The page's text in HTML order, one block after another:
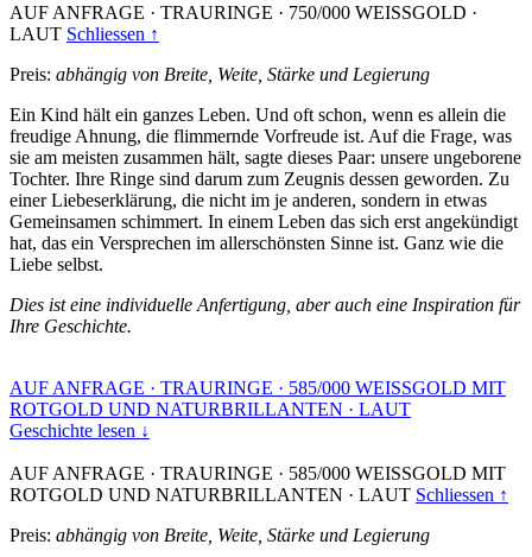
AUF ANFRAGE · TRAURINGE · 750/000 WEISSGOLD ·
LAUT Schliessen ↑
Preis: abhängig von Breite, Weite, Stärke und Legierung
Ein Kind hält ein ganzes Leben. Und oft schon, wenn es allein die
freudige Ahnung, die flimmernde Vorfreude ist. Auf die Frage, was
sie am meisten zusammen hält, sagte dieses Paar: unsere ungeborene
Tochter. Ihre Ringe sind darum zum Zeugnis dessen geworden. Zu
einer Liebeserklärung, die nicht im je anderen, sondern in etwas
Gemeinsamen schimmert. In einem Leben das sich erst angekündigt
hat, das ein Versprechen im allerschönsten Sinne ist. Ganz wie die
Liebe selbst.
Dies ist eine individuelle Anfertigung, aber auch eine Inspiration für
Ihre Geschichte.
AUF ANFRAGE · TRAURINGE · 585/000 WEISSGOLD MIT
ROTGOLD UND NATURBRILLANTEN · LAUT
Geschichte lesen ↓
AUF ANFRAGE · TRAURINGE · 585/000 WEISSGOLD MIT
ROTGOLD UND NATURBRILLANTEN · LAUT Schliessen ↑
Preis: abhängig von Breite, Weite, Stärke und Legierung